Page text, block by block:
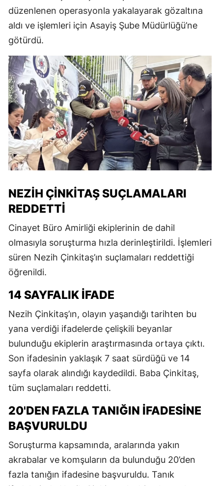
düzenlenen operasyonla yakalayarak gözaltına
aldı ve işlemleri için Asayiş Şube Müdürlüğü’ne
götürdü.
NEZİH ÇİNKİTAŞ SUÇLAMALARI
REDDETTİ
Cinayet Büro Amirliği ekiplerinin de dahil
olmasıyla soruşturma hızla derinleştirildi. İşlemleri
süren Nezih Çinkitaş’ın suçlamaları reddettiği
öğrenildi.
14 SAYFALIK IFADE
Nezih Çinkitaş’ın, olayın yaşandığı tarihten bu
yana verdiği ifadelerde çelişkili beyanlar
bulunduğu ekiplerin araştırmasında ortaya çıktı.
Son ifadesinin yaklaşık 7 saat sürdüğü ve 14
sayfa olarak alındığı kaydedildi. Baba Çinkitaş,
tüm suçlamaları reddetti.
20'DEN FAZLA TANIĞIN İFADESİNE
BAŞVURULDU
Soruşturma kapsamında, aralarında yakın
akrabalar ve komşuların da bulunduğu 20’den
fazla tanığın ifadesine başvuruldu. Tanık